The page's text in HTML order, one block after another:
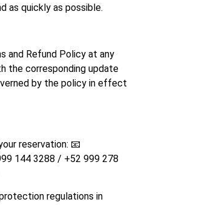
as quickly as possible.
and Refund Policy at any
the corresponding update
by the policy in effect
reservation: 📧
144 3288 / +52 999 278
regulations in